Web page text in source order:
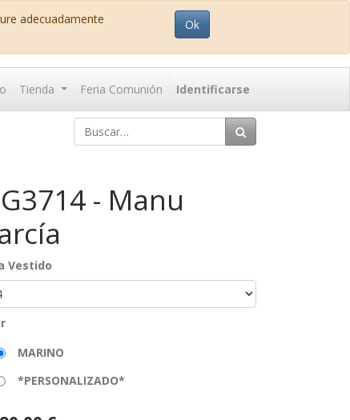
adecuadamente
Ok
Tienda Feria Comunión Identificarse
- Manu
Vestido
MARINO
*PERSONALIZADO*